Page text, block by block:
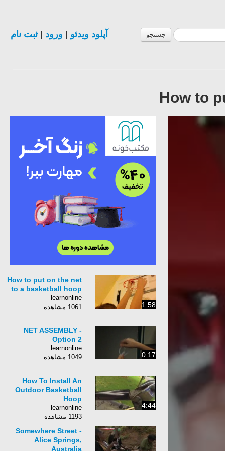
جستجو آپلود ویدئو ورود |ثبت نام
How to
1:58
How to put on the net
to a basketball hoop
learnonline
1061 مشاهده
0:17
NET ASSEMBLY -
Option 2
learnonline
1049 مشاهده
4:44
How To Install An
Outdoor Basketball
Hoop
learnonline
1193 مشاهده
Somewhere Street -
Alice Springs,
Australia